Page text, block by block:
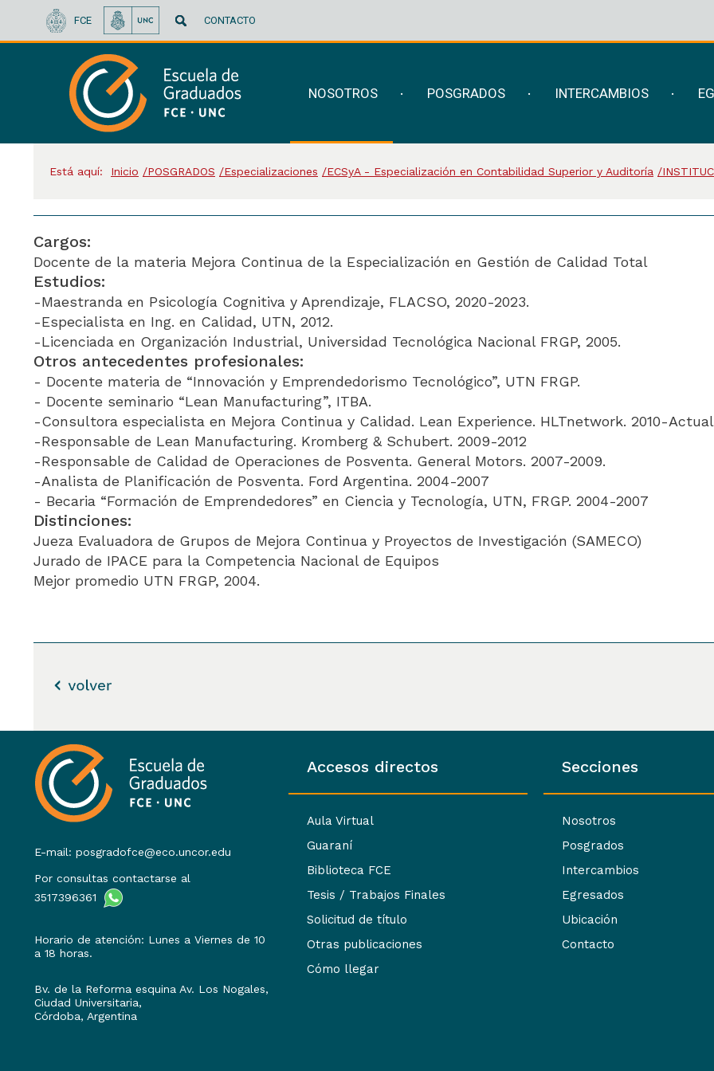
FCE CONTACTO
NOSOTROS POSGRADOS INTERCAMBIOS
Está aquí: Inicio POSGRADOS Especializaciones ECSyA - Especialización en Contabilidad Superior y Auditoría
Cargos:
Docente de la materia Mejora Continua de la Especialización en Gestión de Calidad Total
Estudios:
-Maestranda en Psicología Cognitiva y Aprendizaje, FLACSO, 2020-2023.
-Especialista en Ing. en Calidad, UTN, 2012.
-Licenciada en Organización Industrial, Universidad Tecnológica Nacional FRGP, 2005.
Otros antecedentes profesionales:
- Docente materia de “Innovación y Emprendedorismo Tecnológico”, UTN FRGP.
- Docente seminario “Lean Manufacturing”, ITBA.
-Consultora especialista en Mejora Continua y Calidad. Lean Experience. HLTnetwork. 2010-
-Responsable de Lean Manufacturing. Kromberg & Schubert. 2009-2012
-Responsable de Calidad de Operaciones de Posventa. General Motors. 2007-2009.
-Analista de Planificación de Posventa. Ford Argentina. 2004-2007
- Becaria “Formación de Emprendedores” en Ciencia y Tecnología, UTN, FRGP. 2004-2007
Distinciones:
Jueza Evaluadora de Grupos de Mejora Continua y Proyectos de Investigación (SAMECO)
Jurado de IPACE para la Competencia Nacional de Equipos
Mejor promedio UTN FRGP, 2004.
E-mail: posgradofce@eco.uncor.edu
Por consultas contactarse al
3517396361
Horario de atención: Lunes a Viernes de 10
a 18 horas.
Bv. de la Reforma esquina Av. Los Nogales,
Ciudad Universitaria,
Córdoba, Argentina
Accesos directos
Aula Virtual
Guaraní
Biblioteca FCE
Tesis / Trabajos Finales
Solicitud de título
Otras publicaciones
Cómo llegar
Secciones
Nosotros
Posgrados
Intercambios
Egresados
Ubicación
Contacto